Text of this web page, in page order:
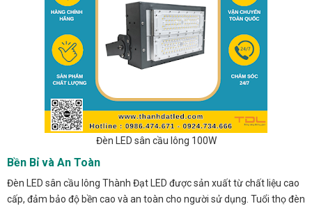
Đèn LED sân cầu lông 100W
Bền Bỉ và An Toàn
Đèn LED sân cầu lông Thành Đạt LED được sản xuất từ chất liệu cao
cấp, đảm bảo độ bền cao và an toàn cho người sử dụng. Tuổi thọ đèn